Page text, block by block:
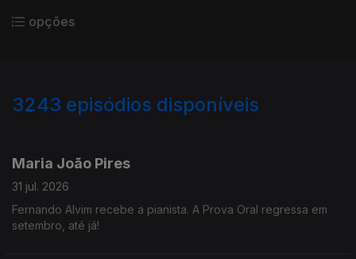
opções
3243 episódios disponíveis
Maria João Pires
31 jul. 2026
Fernando Alvim recebe a pianista. A Prova Oral regressa em
setembro, até já!